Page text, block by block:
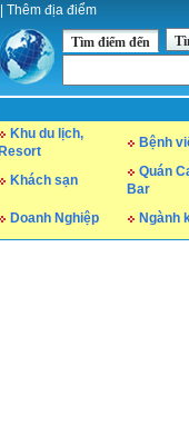
Thêm địa điểm
Tìm điểm đến
Khu du lịch,
Resort
Bệnh
Khách sạn
Quán
Bar
Doanh Nghiệp Ngành